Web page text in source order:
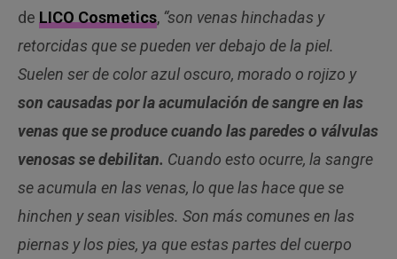
deLICO Cosmetics, “son venas hinchadas y
retorcidas que se pueden ver debajo de la piel.
Suelen ser de color azul oscuro, morado o rojizo y
son causadas por la acumulación de sangre en las
venas que se produce cuando las paredes o válvulas
venosas se debilitan. Cuando esto ocurre, la sangre
se acumula en las venas, lo que las hace que se
hinchen y sean visibles. Son más comunes en las
piernas y los pies, ya que estas partes del cuerpo